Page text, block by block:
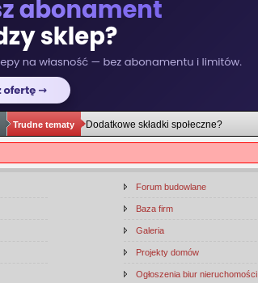
Trudne tematy Dodatkowe składki społeczne?
Forum budowlane
Baza firm
Galeria
Projekty domów
Ogłoszenia biur nieruchomości